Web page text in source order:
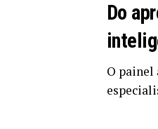
Do
O painel